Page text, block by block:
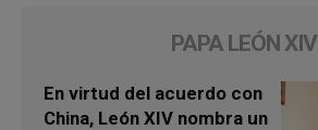
PAPA LEÓN XIV
En virtud del acuerdo con
China, León XIV nombra un